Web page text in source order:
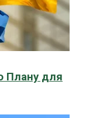
Плану для